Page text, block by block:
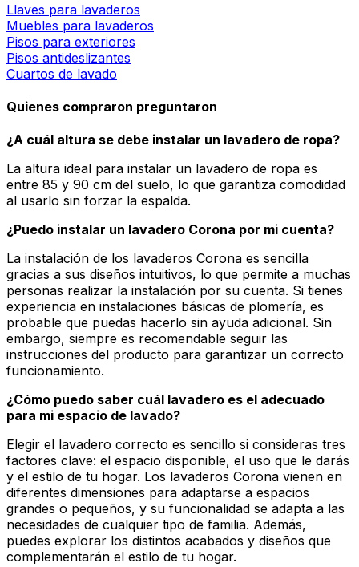
Llaves para lavaderos
Muebles para lavaderos
Pisos para exteriores
Pisos antideslizantes
Cuartos de lavado
Quienes compraron preguntaron
¿A cuál altura se debe instalar un lavadero de ropa?
La altura ideal para instalar un lavadero de ropa es
entre 85 y 90 cm del suelo, lo que garantiza comodidad
al usarlo sin forzar la espalda.
¿Puedo instalar un lavadero Corona por mi cuenta?
La instalación de los lavaderos Corona es sencilla
gracias a sus diseños intuitivos, lo que permite a muchas
personas realizar la instalación por su cuenta. Si tienes
experiencia en instalaciones básicas de plomería, es
probable que puedas hacerlo sin ayuda adicional. Sin
embargo, siempre es recomendable seguir las
instrucciones del producto para garantizar un correcto
funcionamiento.
¿Cómo puedo saber cuál lavadero es el adecuado
para mi espacio de lavado?
Elegir el lavadero correcto es sencillo si consideras tres
factores clave: el espacio disponible, el uso que le darás
y el estilo de tu hogar. Los lavaderos Corona vienen en
diferentes dimensiones para adaptarse a espacios
grandes o pequeños, y su funcionalidad se adapta a las
necesidades de cualquier tipo de familia. Además,
puedes explorar los distintos acabados y diseños que
complementarán el estilo de tu hogar.